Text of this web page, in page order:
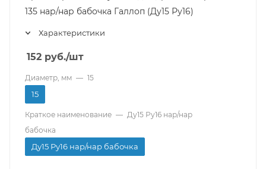
135 нар/нар бабочка Галлоп (Ду15 Ру16)
Характеристики
152 руб./шт
Диаметр, мм — 15
15
Краткое наименование — Ду15 Ру16 нар/нар
бабочка
Ду15 Ру16 нар/нар бабочка